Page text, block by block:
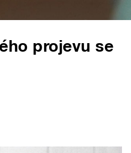
projevu se